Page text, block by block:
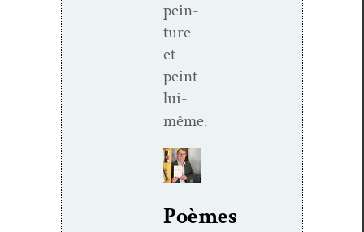
pein­
ture
et
peint
lui-
même.
Poèmes